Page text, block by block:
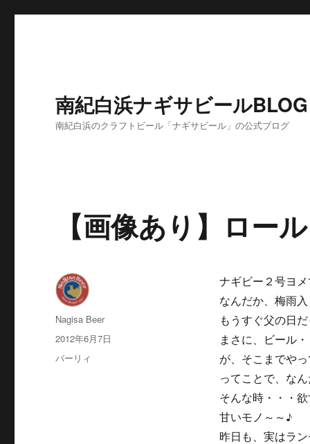
南紀白浜ナギサビールBLOG
南紀白浜のクラフトビール「ナギサビール」の公式ブログ
【画像あり】ロー
ナギビー２号ヨメ
なんだか、梅雨
もうすぐ父の日
まさに、ビール
が、そこまでやっ
ってことで、な
そんな時・・・
甘いモノ～～♪
昨日も、実はラ
投
稿
Nagisa Beer
投
稿
2012年6月7日
カ
バーリィ